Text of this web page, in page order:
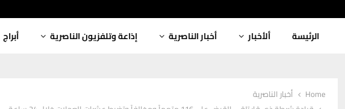
الرئيسة ألأخبار أخبار الناصرية إذاعة وتلفزيون الناصرية أبراج
Home
أخبار الناصرية